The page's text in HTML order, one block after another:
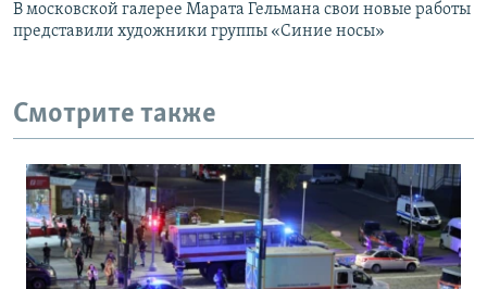
В московской галерее Марата Гельмана свои новые работы
представили художники группы «Синие носы»
Смотрите также